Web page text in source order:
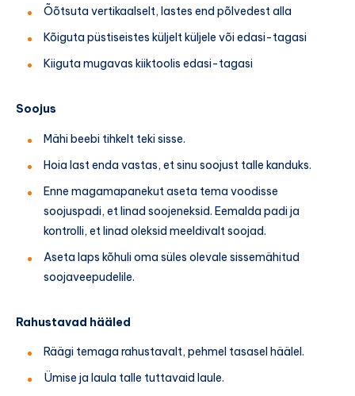
Õõtsuta vertikaalselt, lastes end põlvedest alla
Kõiguta püstiseistes küljelt küljele või edasi-tagasi
Kiiguta mugavas kiiktoolis edasi-tagasi
Soojus
Mähi beebi tihkelt teki sisse.
Hoia last enda vastas, et sinu soojust talle kanduks.
Enne magamapanekut aseta tema voodisse
soojuspadi, et linad soojeneksid. Eemalda padi ja
kontrolli, et linad oleksid meeldivalt soojad.
Aseta laps kõhuli oma süles olevale sissemähitud
soojaveepudelile.
Rahustavad hääled
Räägi temaga rahustavalt, pehmel tasasel häälel.
Ümise ja laula talle tuttavaid laule.